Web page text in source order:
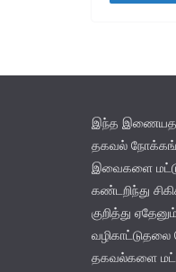
இந்த
தகவல்
இவைகளை
கண்டறிந்து
குறித்து
வழிகாட்டுதலை
தகவல்களை